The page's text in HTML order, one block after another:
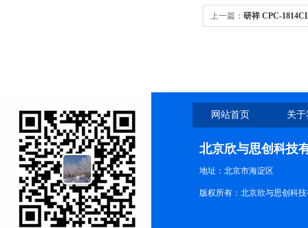
上一篇： 研祥 CPC-
网站首页 关
北京欣与思创科技
地址：北京市海淀区
版权所有：北京欣与思创科